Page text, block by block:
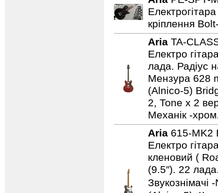
кріплення
Aria TA-
Електро
лада. Радіус
Мензура 628
(Alnico-5)
2, Tone x 2
Механік -
Aria 615-MK2
Електро
кленовий (
(9.5″). 22